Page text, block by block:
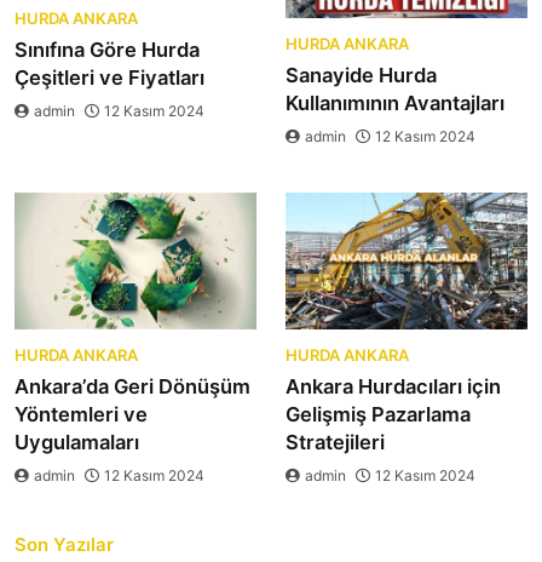
HURDA ANKARA
Sınıfına Göre Hurda
Çeşitleri ve Fiyatları
admin 12 Kasım 2024
HURDA ANKARA
Sanayide Hurda
Kullanımının Avantajları
admin 12 Kasım 2024
HURDA ANKARA
Ankara’da Geri Dönüşüm
Yöntemleri ve
Uygulamaları
admin 12 Kasım 2024
HURDA ANKARA
Ankara Hurdacıları için
Gelişmiş Pazarlama
Stratejileri
admin 12 Kasım 2024
Son Yazılar